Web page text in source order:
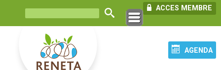
ACCES MEMBRE
AGENDA